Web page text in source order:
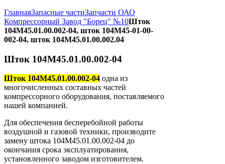
ГлавнаяЗапасные частиЗапчасти ОАО
Компрессорный Завод "Борец" №10Шток
104М45.01.00.002-04, шток 104М45-01-00-
002-04, шток 104М45.01.00.002.04
Шток 104М45.01.00.002-04
Шток 104М45.01.00.002-04 одна из
многочисленных составных частей
компрессорного оборудования, поставляемого
нашей компанией.
Для обеспечения бесперебойной работы
воздушной и газовой техники, производите
замену штока 104М45.01.00.002-04 до
окончания срока эксплуатирования,
установленного заводом изготовителем.